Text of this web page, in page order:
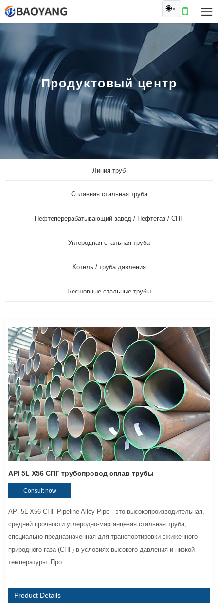
🌐▼
Продуктовый центр
Линия труб
Сплавная стальная труба
Нефтеперерабатывающий завод / Нефтегаз / СПГ
Углеродная стальная труба
Котель / труба давления
Бесшовные стальные трубы
API 5L X56 СПГ трубопровод сплав трубы
Consult now
API 5L X56 СПГ Pipeline Alloy Pipe - это высокопроизводительная,
средней прочности углеродно-марганцевая стальная труба,
специально предназначенная для транспортировки сжиженного
природного газа (СПГ) в условиях высокого давления и низкой
температуры. Про...
Product Details